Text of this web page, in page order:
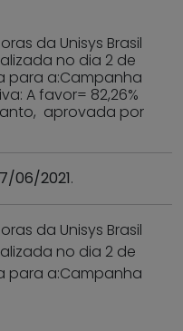
da Unisys Brasil
no dia 2 de
para a:Campanha
A favor= 82,26%
aprovada por
06/2021.
da Unisys Brasil
no dia 2 de
para a:Campanha